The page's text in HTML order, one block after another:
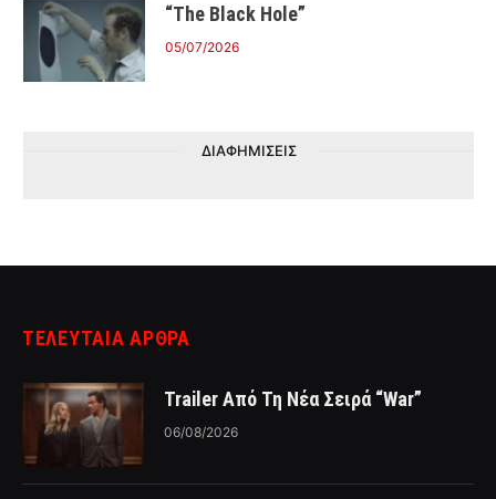
“The Black Hole”
05/07/2026
ΔΙΑΦΗΜΙΣΕΙΣ
ΤΕΛΕΥΤΑΙΑ ΑΡΘΡΑ
Trailer Από Τη Νέα Σειρά “War”
06/08/2026